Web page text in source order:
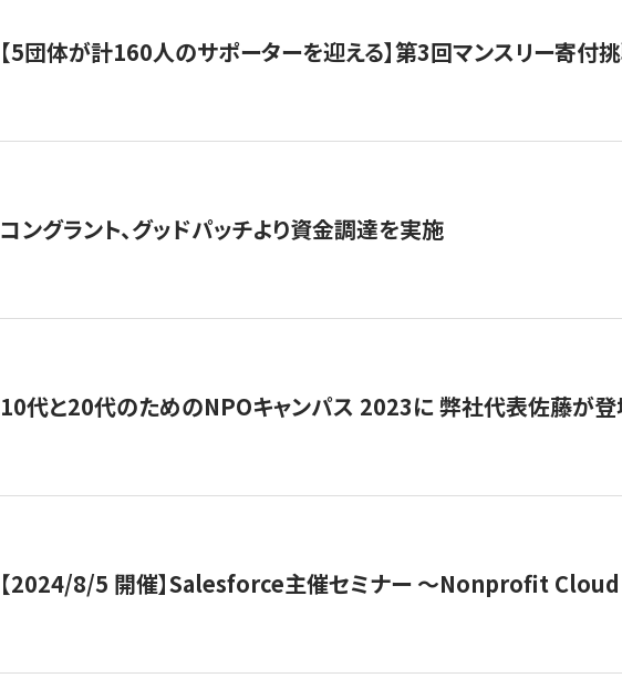
【5団体が計160人のサポーターを迎える】​​第3回マンスリー寄付
コングラント、グッドパッチより資金調達を実施
10代と20代のためのNPOキャンパス 2023に 弊社代表佐藤が
【2024/8/5 開催】Salesforce主催セミナー 〜Nonprofit